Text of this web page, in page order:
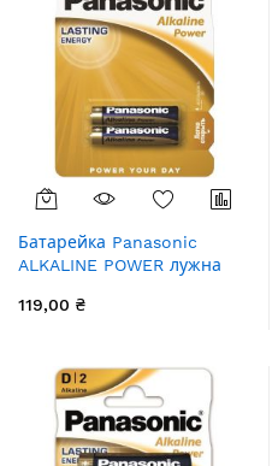
Батарейка Panasonic
ALKALINE POWER лужна
119,00 ₴